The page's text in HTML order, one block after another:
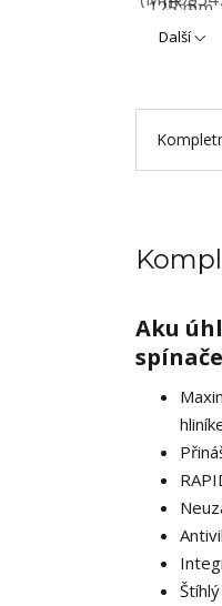
Další
Aku